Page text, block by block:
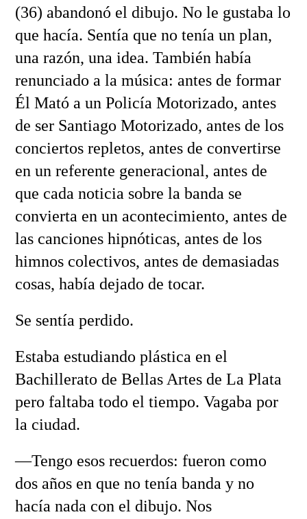
(36) abandonó el dibujo. No le gustaba lo
que hacía. Sentía que no tenía un plan,
una razón, una idea. También había
renunciado a la música: antes de formar
Él Mató a un Policía Motorizado, antes
de ser Santiago Motorizado, antes de los
conciertos repletos, antes de convertirse
en un referente generacional, antes de
que cada noticia sobre la banda se
convierta en un acontecimiento, antes de
las canciones hipnóticas, antes de los
himnos colectivos, antes de demasiadas
cosas, había dejado de tocar.
Se sentía perdido.
Estaba estudiando plástica en el
Bachillerato de Bellas Artes de La Plata
pero faltaba todo el tiempo. Vagaba por
la ciudad.
—Tengo esos recuerdos: fueron como
dos años en que no tenía banda y no
hacía nada con el dibujo. Nos